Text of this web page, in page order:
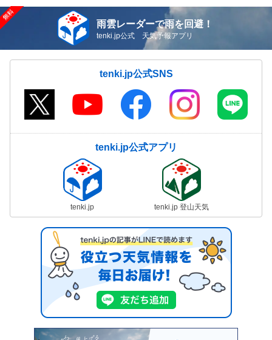
雨雲レーダーで雨を回避！
tenki.jp公式 天気予報アプリ
tenki.jp公式SNS
tenki.jp公式アプリ
tenki.jp tenki.jp 登山天気